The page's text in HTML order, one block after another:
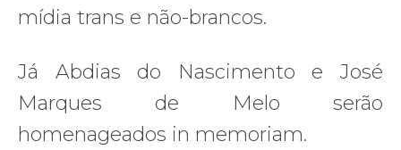
mídia trans e não-brancos.
Já Abdias do Nascimento e José
Marques de Melo serão
homenageados in memoriam.